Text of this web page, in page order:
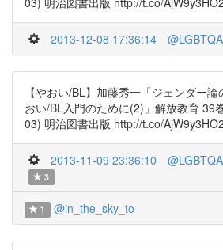
2013-12-08 17:36:14
【やおい/BL】加藤秀一「ジェンダー
おい/BL入門のために(2)」解放教育 39
03) 明治図書出版 http://t.co/
2013-11-09 23:36:10
3
1 @in_the_sky_to